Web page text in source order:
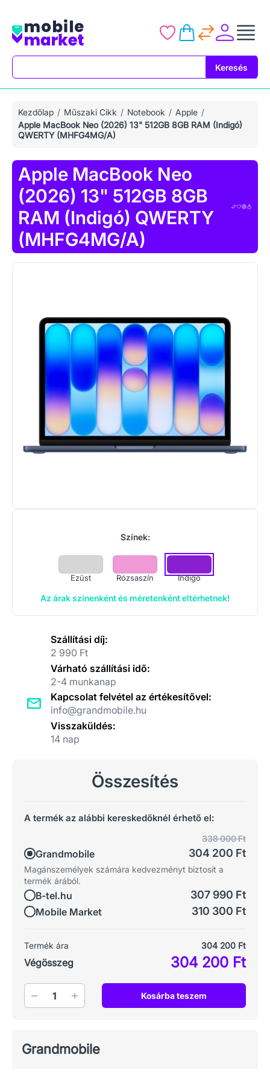
Keresés
Kezdőlap Műszaki Cikk Notebook
Apple
Apple MacBook Neo (2026) 13" 512GB 8GB RAM (Indigó)
QWERTY (MHFG4MG/A)
Apple MacBook Neo
(2026) 13" 512GB 8GB
RAM (Indigó) QWERTY
(MHFG4MG/A)
Színek:
Ezüst Rózsaszín Indigó
Az árak színenként és méretenként eltérhetnek!
Szállítási díj:
2 990 Ft
Várható szállítási idő:
2-4 munkanap
Kapcsolat felvétel az értékesítővel:
info@grandmobile.hu
Visszaküldés:
14 nap
Összesítés
A termék az alábbi kereskedőknél érhető el:
Grandmobile
338 000 Ft
304 200 Ft
Magánszemélyek számára kedvezményt biztosít a
termék árából.
B-tel.hu 307 990 Ft
Mobile Market 310 300 Ft
Termék ára 304 200 Ft
Végösszeg 304 200 Ft
Mennyiség Kosárba teszem
Grandmobile